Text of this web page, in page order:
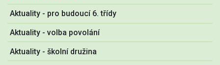
Aktuality - pro budoucí 6. třídy
Aktuality - volba povolání
Aktuality - školní družina